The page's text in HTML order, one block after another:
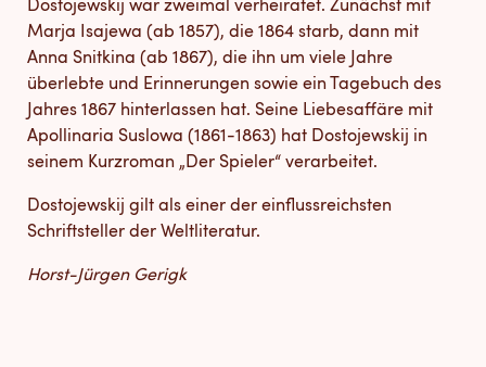
Dostojewskij war zweimal verheiratet. Zunächst mit
Marja Isajewa (ab 1857), die 1864 starb, dann mit
Anna Snitkina (ab 1867), die ihn um viele Jahre
überlebte und Erinnerungen sowie ein Tagebuch des
Jahres 1867 hinterlassen hat. Seine Liebesaffäre mit
Apollinaria Suslowa (1861-1863) hat Dostojewskij in
seinem Kurzroman „Der Spieler“ verarbeitet.
Dostojewskij gilt als einer der einflussreichsten
Schriftsteller der Weltliteratur.
Horst-Jürgen Gerigk